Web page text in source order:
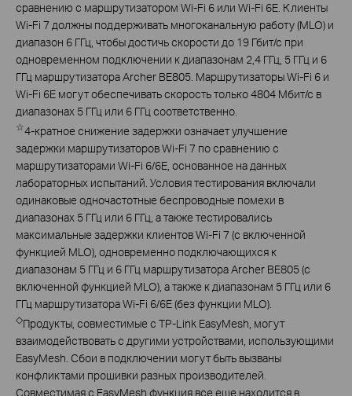
сравнению с маршрутизатором Wi-Fi 6 или Wi-Fi 6E. Клиенты
Wi-Fi 7 должны поддерживать многоканальную работу (MLO) и
диапазон 6 ГГц, чтобы достичь скорости до 19 Гбит/с при
одновременном подключении к диапазонам 2,4 ГГц, 5 ГГц и 6
ГГц маршрутизатора Archer BE805. Маршрутизаторы Wi-Fi 6 и
Wi-Fi 6E могут обеспечивать скорость только 4804 Мбит/с в
диапазонах 5 ГГц или 6 ГГц соответственно.
☆4-кратное снижение задержки означает улучшение
задержки маршрутизаторов Wi-Fi 7 по сравнению с
маршрутизаторами Wi-Fi 6/6E, основанное на данных
лабораторных испытаний. Условия тестирования включали
одинаковые одночастотные беспроводные помехи в
диапазонах 5 ГГц или 6 ГГц, а также тестировались
максимальные задержки клиентов Wi-Fi 7 (с включенной
функцией MLO), одновременно подключающихся к
диапазонам 5 ГГц и 6 ГГц маршрутизатора Archer BE805 (с
включенной функцией MLO), а также к диапазонам 5 ГГц или 6
ГГц маршрутизатора Wi-Fi 6/6E (без функции MLO).
◇Продукты, совместимые с TP-Link EasyMesh, могут
взаимодействовать с другими устройствами, использующими
EasyMesh. Сбои в подключении могут быть вызваны
конфликтами прошивки разных производителей.
Совместимая с EasyMesh функция все еще находится в